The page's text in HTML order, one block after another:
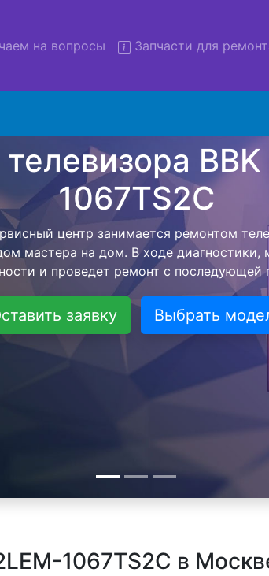
на вопросы Запчасти для
телевизоров BBK
с вывозом в
32LEM-1067TS2C с вывозом в
услуги, специалист
детального ремонта. Оговоренная
неизменно при возвращении
заявку Выбрать
1067TS2C в